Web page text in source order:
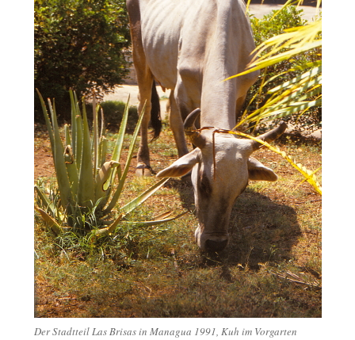
Der Stadtteil Las Brisas in Managua 1991, Kuh im Vorgarten